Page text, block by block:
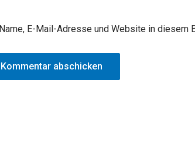
Name, E-Mail-Adresse und Website in diesem